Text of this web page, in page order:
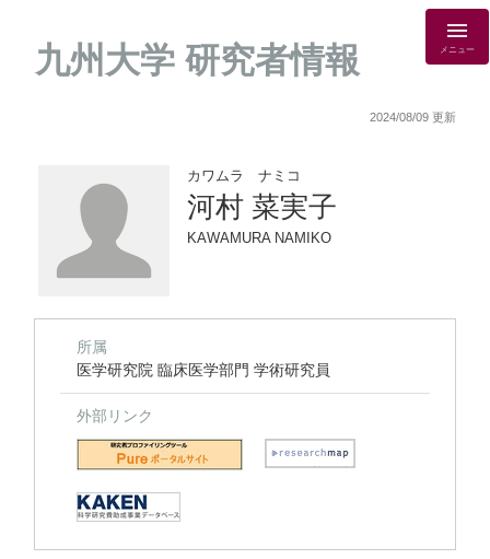
九州大学 研究者情報 メニュー
2024/08/09 更新
カワムラ ナミコ
河村 菜実子
KAWAMURA NAMIKO
所属
医学研究院 臨床医学部門 学術研究員
外部リンク